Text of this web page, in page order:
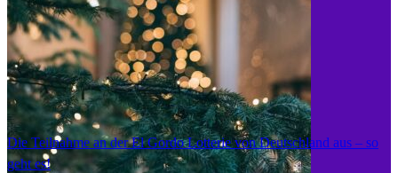
Die Teilnahme an der El Gordo Lotterie von Deutschland aus – so
geht es!